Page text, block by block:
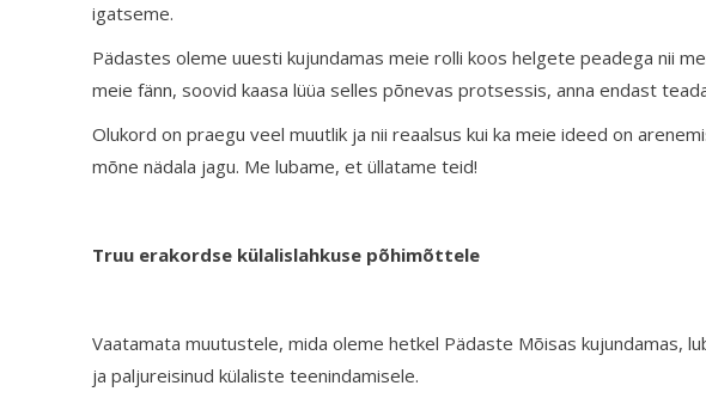
igatseme.
Pädastes oleme uuesti kujundamas meie rolli koos helgete peadega nii
meie fänn, soovid kaasa lüüa selles põnevas protsessis, anna endast
Olukord on praegu veel muutlik ja nii reaalsus kui ka meie ideed on
mõne nädala jagu. Me lubame, et üllatame teid!
Truu erakordse külalislahkuse põhimõttele
Vaatamata muutustele, mida oleme hetkel Pädaste Mõisas kujundamas,
ja paljureisinud külaliste teenindamisele.